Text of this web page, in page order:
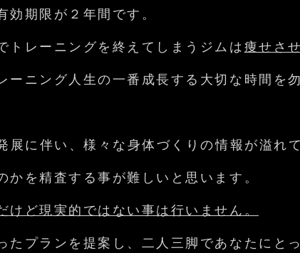
期限が２年間です。
トレーニングを終えてしまうジムは痩せさ
ーニング人生の一番成長する大切な時間を
展に伴い、様々な身体づくりの情報が溢れ
かを精査する事が難しいと思います。
けど現実的ではない事は行いません。
たプランを提案し、二人三脚であなたにと